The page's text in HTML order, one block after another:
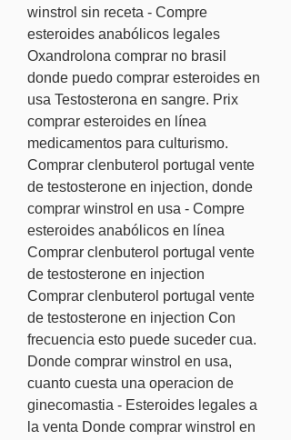
winstrol sin receta - Compre
esteroides anabólicos legales
Oxandrolona comprar no brasil
donde puedo comprar esteroides en
usa Testosterona en sangre. Prix
comprar esteroides en línea
medicamentos para culturismo.
Comprar clenbuterol portugal vente
de testosterone en injection, donde
comprar winstrol en usa - Compre
esteroides anabólicos en línea
Comprar clenbuterol portugal vente
de testosterone en injection
Comprar clenbuterol portugal vente
de testosterone en injection Con
frecuencia esto puede suceder cua.
Donde comprar winstrol en usa,
cuanto cuesta una operacion de
ginecomastia - Esteroides legales a
la venta Donde comprar winstrol en